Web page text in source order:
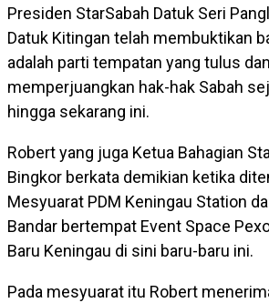
Presiden StarSabah Datuk Seri
Datuk Kitingan telah membuktikan
adalah parti tempatan yang tulus
memperjuangkan hak-hak Sabah
hingga sekarang ini.
Robert yang juga Ketua Bahagian
Bingkor berkata demikian ketika
Mesyuarat PDM Keningau Station
Bandar bertempat Event Space
Baru Keningau di sini baru-baru ini.
Pada mesyuarat itu Robert